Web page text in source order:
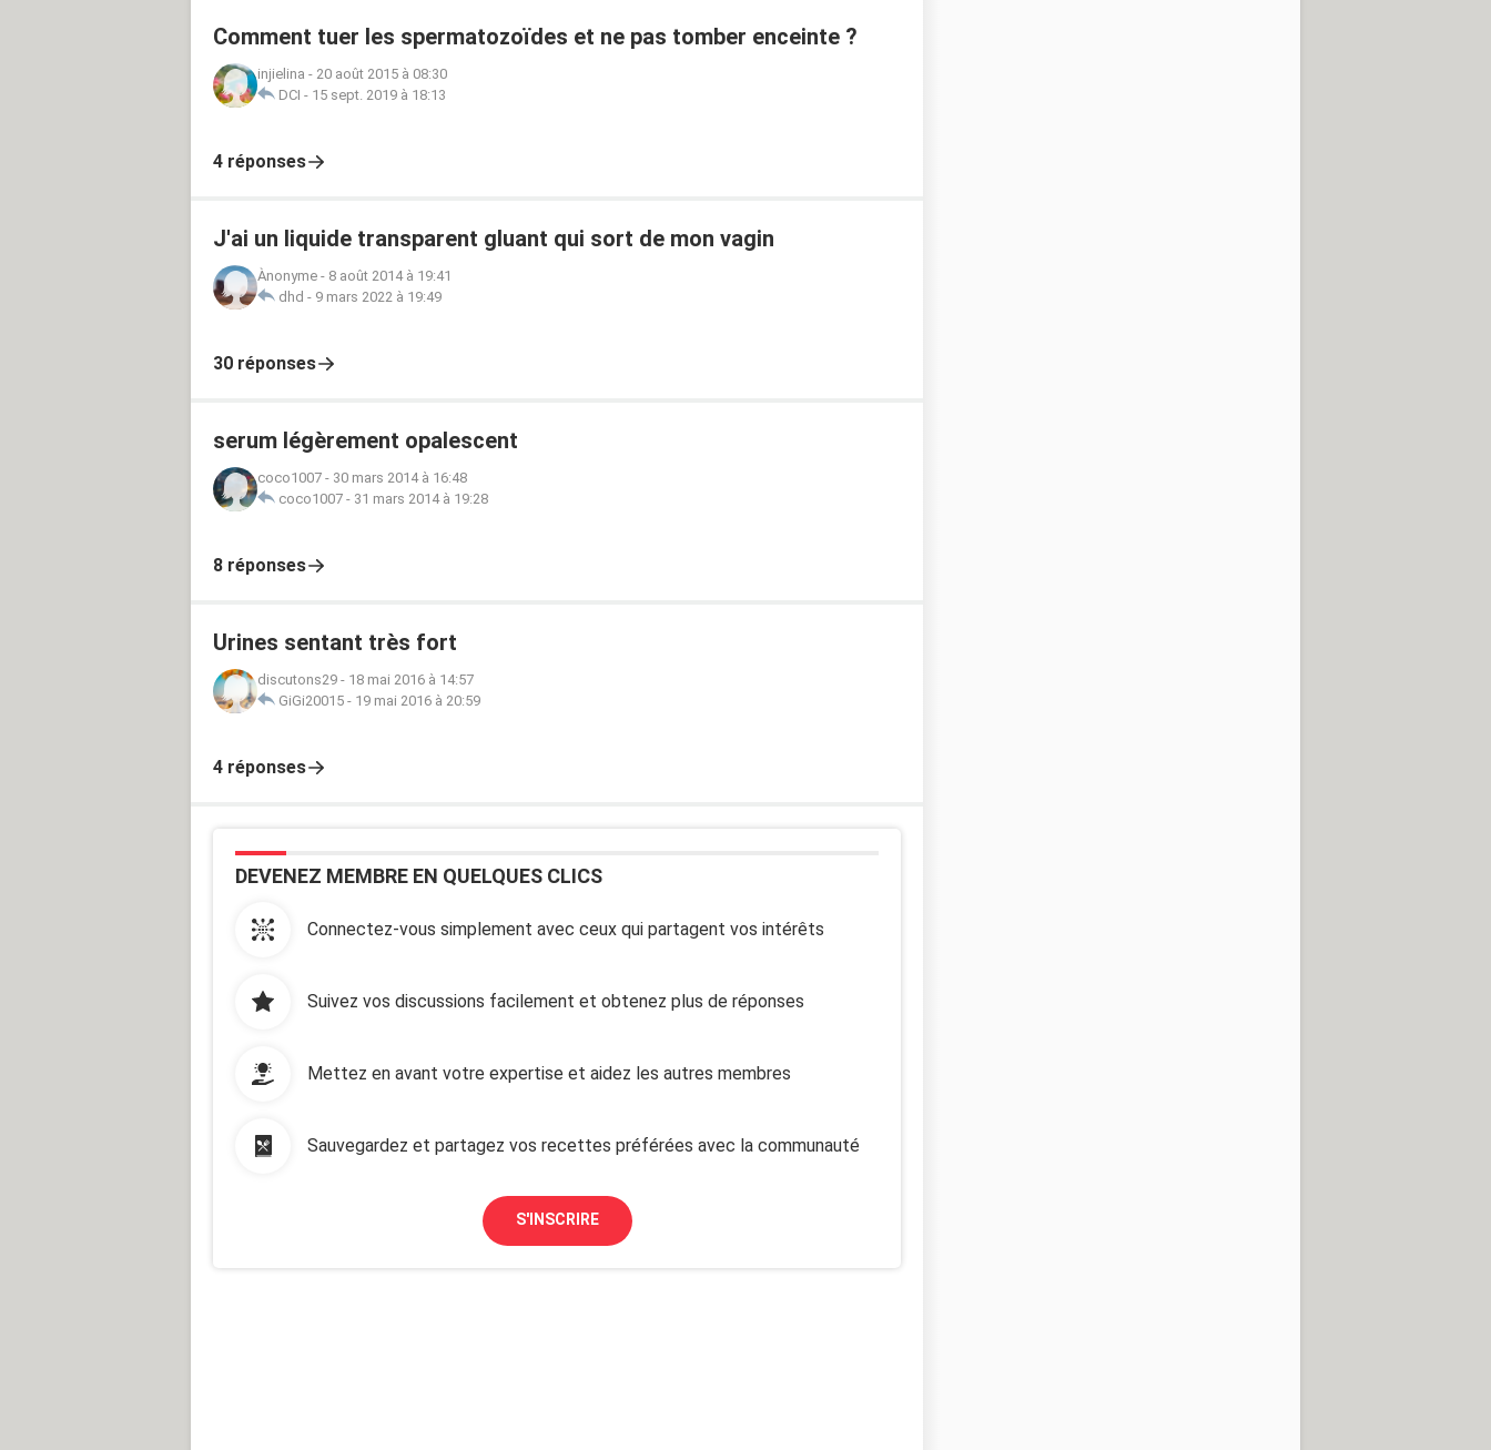
Comment tuer les spermatozoïdes et ne pas tomber enceinte ?
injielina - 20 août 2015 à 08:30
DCI - 15 sept. 2019 à 18:13
4 réponses
J'ai un liquide transparent gluant qui sort de mon vagin
Ànonyme - 8 août 2014 à 19:41
dhd - 9 mars 2022 à 19:49
30 réponses
serum légèrement opalescent
coco1007 - 30 mars 2014 à 16:48
coco1007 - 31 mars 2014 à 19:28
8 réponses
Urines sentant très fort
discutons29 - 18 mai 2016 à 14:57
GiGi20015 - 19 mai 2016 à 20:59
4 réponses
DEVENEZ MEMBRE EN QUELQUES CLICS
Connectez-vous simplement avec ceux qui partagent vos intérêts
Suivez vos discussions facilement et obtenez plus de réponses
Mettez en avant votre expertise et aidez les autres membres
Sauvegardez et partagez vos recettes préférées avec la communauté
S'INSCRIRE